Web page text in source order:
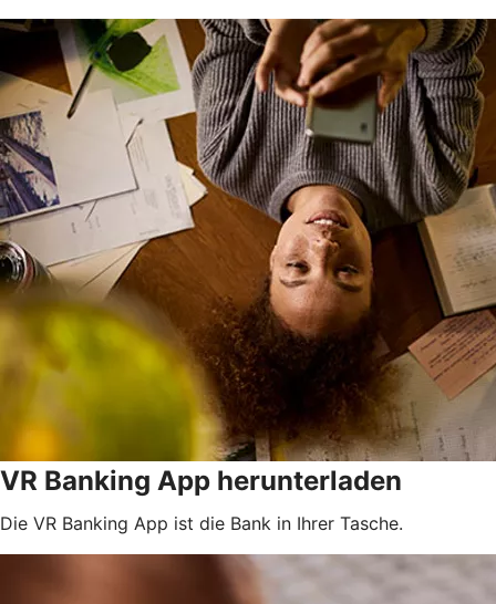
VR Banking App herunterladen
Die VR Banking App ist die Bank in Ihrer Tasche.